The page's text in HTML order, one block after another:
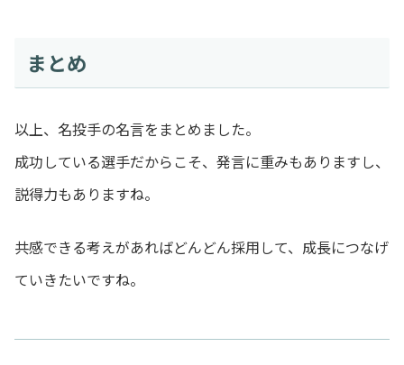
まとめ
以上、名投手の名言をまとめました。
成功している選手だからこそ、発言に重みもありますし、
説得力もありますね。
共感できる考えがあればどんどん採用して、成長につなげ
ていきたいですね。